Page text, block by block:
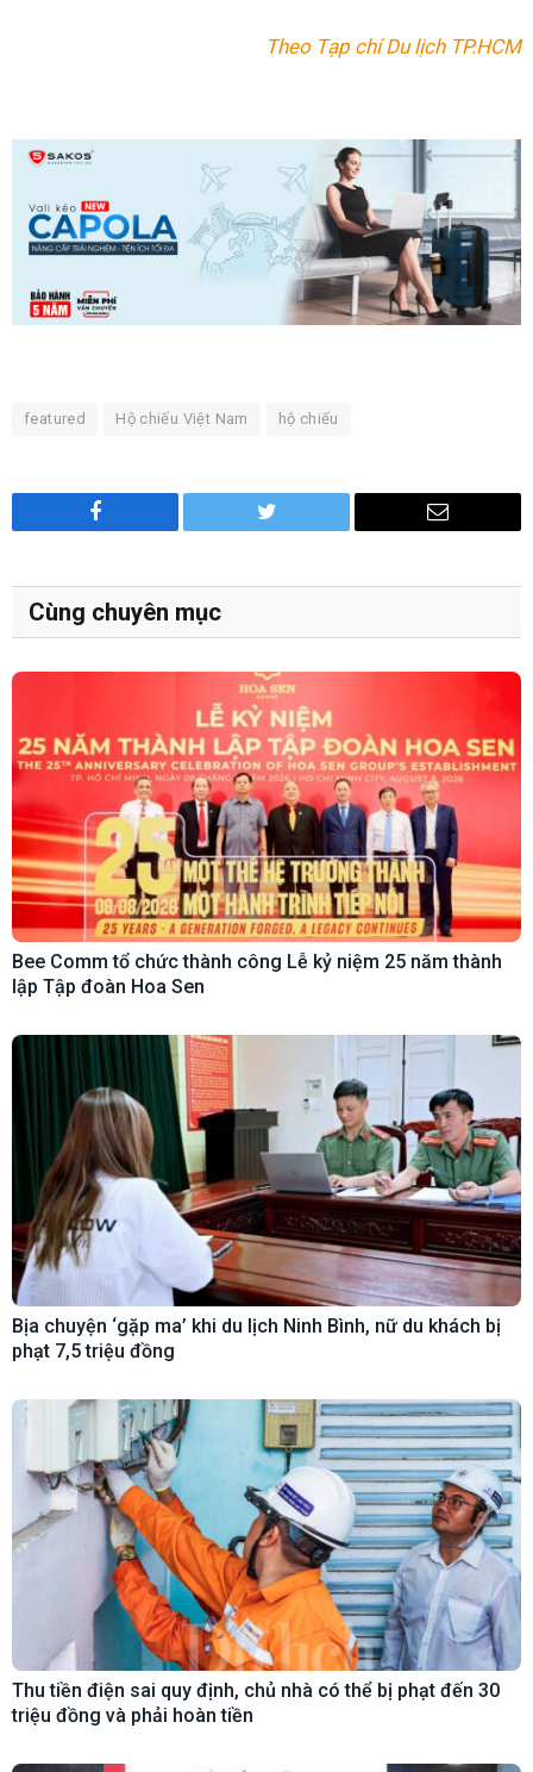
Theo Tạp chí Du lịch TP.HCM
featured Hộ chiếu Việt Nam hộ chiếu
Facebook Twitter Email
Cùng chuyên mục
Bee Comm tổ chức thành công Lễ kỷ niệm 25 năm thành
lập Tập đoàn Hoa Sen
Bịa chuyện ‘gặp ma’ khi du lịch Ninh Bình, nữ du khách bị
phạt 7,5 triệu đồng
Thu tiền điện sai quy định, chủ nhà có thể bị phạt đến 30
triệu đồng và phải hoàn tiền